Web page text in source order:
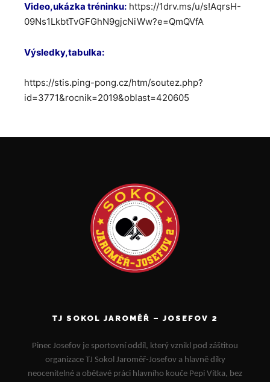
Video,ukázka tréninku: https://1drv.ms/u/s!AqrsH-
09Ns1LkbtTvGFGhN9gjcNiWw?e=QmQVfA
Výsledky,tabulka:
https://stis.ping-pong.cz/htm/soutez.php?
id=3771&rocnik=2019&oblast=420605
TJ SOKOL JAROMĚŘ – JOSEFOV 2
Pinec Josefov je sportovní oddíl, který vznikl pod záštitou
organizace TJ Sokol Jaroměř-Josefov a hlavně díky
neocenitelné a obětavé práci hlavního kouče Pepi Vítka, bez